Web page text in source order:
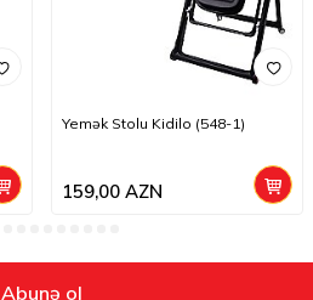
Yemək Stolu Kidilo (548-1)
159,00AZN
Abunə ol